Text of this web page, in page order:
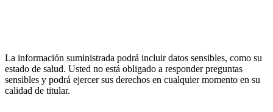
La información suministrada podrá incluir datos sensibles, como su
estado de salud. Usted no está obligado a responder preguntas
sensibles y podrá ejercer sus derechos en cualquier momento en su
calidad de titular.